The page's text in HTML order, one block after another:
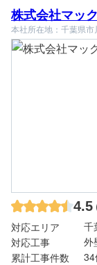
株式会社マッ
本社所在地：千葉県
4.5
対応エリア
千
対応工事
外
累計工事件数